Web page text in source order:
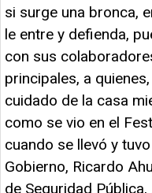
si surge una bronca,
le entre y defienda,
con sus
principales, a
cuidado de la casa
como se vio en el
cuando se llevó y
Gobierno, Ricardo
de Seguridad